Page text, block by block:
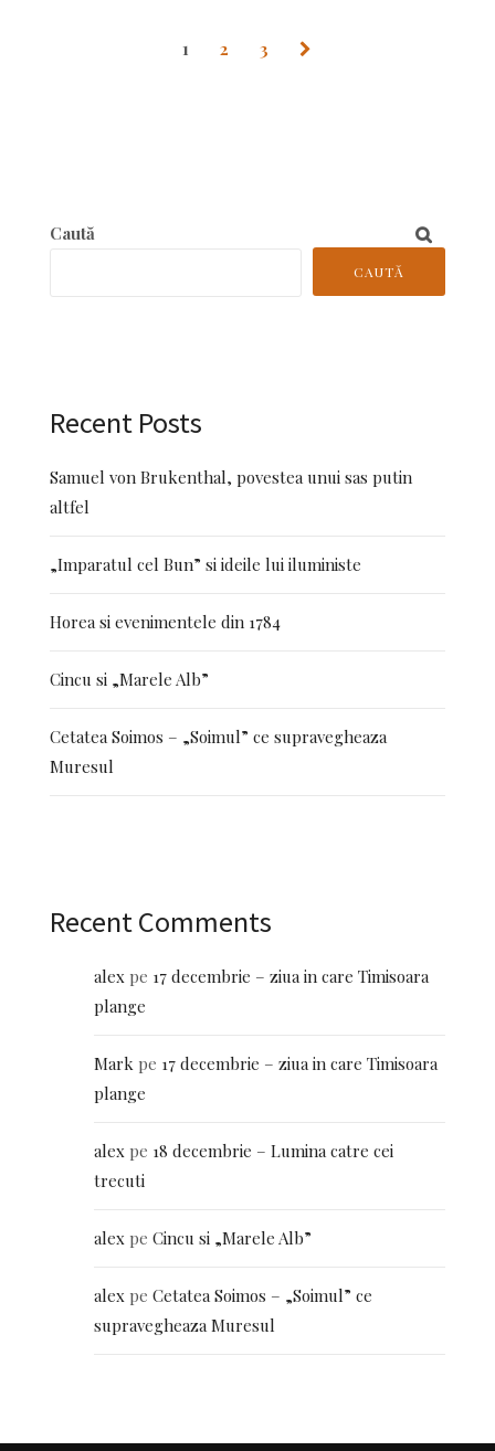
1 2 3
Caută
CAUTĂ
Recent Posts
Samuel von Brukenthal, povestea unui sas putin
altfel
„Imparatul cel Bun” si ideile lui iluministe
Horea si evenimentele din 1784
Cincu si „Marele Alb”
Cetatea Soimos – „Soimul” ce supravegheaza
Muresul
Recent Comments
alexpe 17 decembrie – ziua in care Timisoara
plange
Markpe 17 decembrie – ziua in care Timisoara
plange
alexpe 18 decembrie – Lumina catre cei
trecuti
alexpe Cincu si „Marele Alb”
alexpe Cetatea Soimos – „Soimul” ce
supravegheaza Muresul